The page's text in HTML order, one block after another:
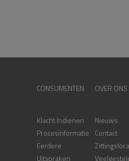
CONSUMENTEN
Klacht Indienen
Procesinformatie
Eerdere
Uitspraken
OVER ONS
Nieuws
Contact